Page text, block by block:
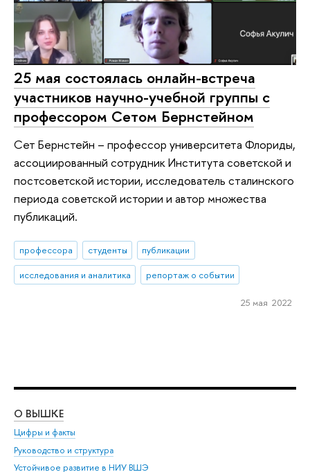
25 мая состоялась онлайн-встреча
участников научно-учебной группы с
профессором Сетом Бернстейном
Сет Бернстейн – профессор университета Флориды,
ассоциированный сотрудник Института советской и
постсоветской истории, исследователь сталинского
периода советской истории и автор множества
публикаций.
профессора студенты
публикации
исследования и аналитика
репортаж о событии
25 мая 2022
О ВЫШКЕ
Цифры и факты
Руководство и структура
Устойчивое развитие в НИУ ВШЭ